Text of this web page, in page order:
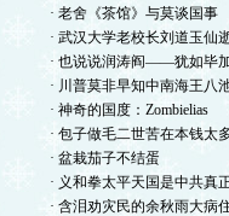
· 老舍《茶馆》与莫谈国事
· 武汉大学老校长刘道玉仙
· 也说说润涛阎——犹如毕
· 川普莫非早知中南海王八
· 神奇的国度：Zombielias
· 包子做毛二世苦在本钱太
· 盆栽茄子不结蛋
· 义和拳太平天国是中共真
· 含泪劝灾民的余秋雨大病